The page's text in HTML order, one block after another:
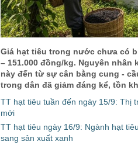
Giá hạt tiêu trong nước chưa có
– 151.000 đồng/kg. Nguyên
này đến từ sự cân bằng cung -
trong dân đã giảm đáng kể, tồn
TT hạt tiêu tuần đến ngày 15/9: Thị
mới
TT hạt tiêu ngày 16/9: Ngành hạt
sang sản xuất xanh